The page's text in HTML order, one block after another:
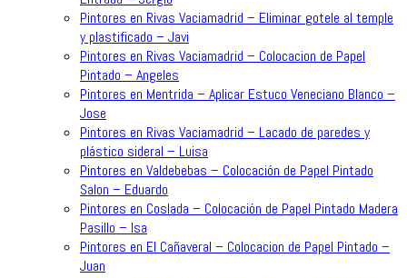
Pintores en Rivas Vaciamadrid – Eliminar gotele al temple
y plastificado – Javi
Pintores en Rivas Vaciamadrid – Colocacion de Papel
Pintado – Angeles
Pintores en Mentrida – Aplicar Estuco Veneciano Blanco –
Jose
Pintores en Rivas Vaciamadrid – Lacado de paredes y
plástico sideral – Luisa
Pintores en Valdebebas – Colocación de Papel Pintado
Salon – Eduardo
Pintores en Coslada – Colocación de Papel Pintado Madera
Pasillo – Isa
Pintores en El Cañaveral – Colocacion de Papel Pintado –
Juan